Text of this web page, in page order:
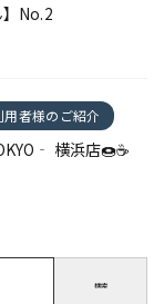
No.2
用者様のご紹介
横浜店🍩☕
検索